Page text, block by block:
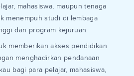
mahasiswa, maupun tenaga
menempuh studi di lembaga
dan program kejuruan.
memberikan akses pendidikan
menghadirkan pendanaan
bagi para pelajar, mahasiswa,